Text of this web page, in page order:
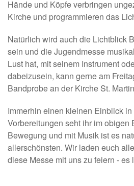
Hände und Köpfe verbringen
Kirche und programmieren das
Natürlich wird auch die Lichtblick
sein und die Jugendmesse
Lust hat, mit seinem Instrument
dabeizusein, kann gerne am
Bandprobe an der Kirche St.
Immerhin einen kleinen Einblick
Vorbereitungen seht ihr im obigen
Bewegung und mit Musik ist es
allerschönsten. Wir laden euch
diese Messe mit uns zu feiern - es